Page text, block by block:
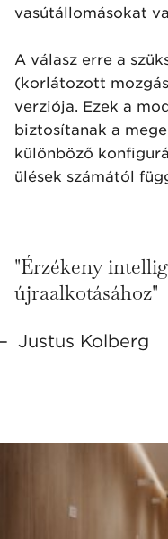
vasútállomásokat
A válasz erre a
(korlátozott
verziója. Ezek a
biztosítanak a
különböző
ülések számától
"Érzékeny
újraalkotásához"
Justus Kolberg